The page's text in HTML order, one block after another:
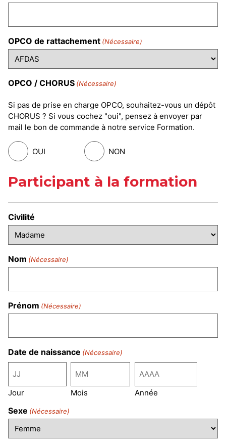
OPCO de rattachement (Nécessaire)
OPCO / CHORUS (Nécessaire)
Si pas de prise en charge OPCO, souhaitez-vous un dépôt
CHORUS ? Si vous cochez "oui", pensez à envoyer par
mail le bon de commande à notre service Formation.
OUI NON
Participant à la formation
Civilité
Nom (Nécessaire)
Prénom (Nécessaire)
Date de naissance (Nécessaire)
Jour Mois Année
Sexe (Nécessaire)